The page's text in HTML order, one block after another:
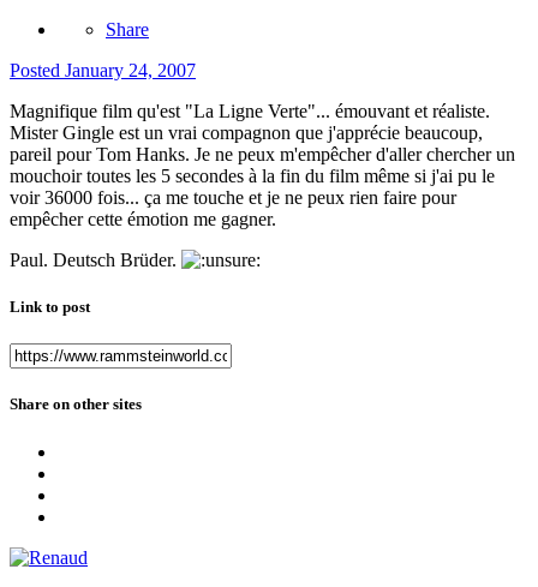
Share
Posted January 24, 2007
Magnifique film qu'est "La Ligne Verte"... émouvant et réaliste.
Mister Gingle est un vrai compagnon que j'apprécie beaucoup,
pareil pour Tom Hanks. Je ne peux m'empêcher d'aller chercher un
mouchoir toutes les 5 secondes à la fin du film même si j'ai pu le
voir 36000 fois... ça me touche et je ne peux rien faire pour
empêcher cette émotion me gagner.
Paul. Deutsch Brüder.
Link to post
Share on other sites